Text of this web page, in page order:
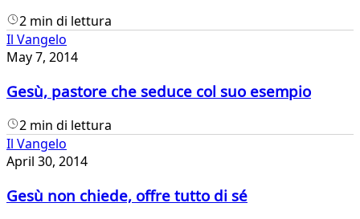
2 min di lettura
Il Vangelo
May 7, 2014
Gesù, pastore che seduce col suo esempio
2 min di lettura
Il Vangelo
April 30, 2014
Gesù non chiede, offre tutto di sé